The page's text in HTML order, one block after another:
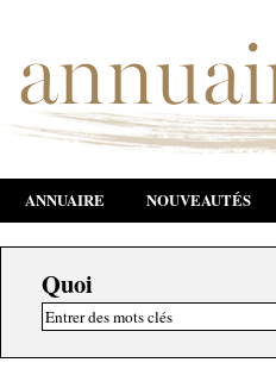
ANNUAIRE NOUVEAUTÉS
Quoi